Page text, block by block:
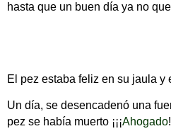
hasta que un buen día ya no
El pez estaba feliz en su jaula
Un día, se desencadenó una
pez se había muerto ¡¡¡Ahogado